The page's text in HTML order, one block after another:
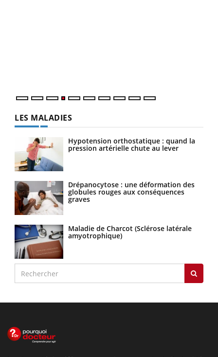
LES MALADIES
Hypotension orthostatique : quand la
pression artérielle chute au lever
Drépanocytose : une déformation des
globules rouges aux conséquences
graves
Maladie de Charcot (Sclérose latérale
amyotrophique)